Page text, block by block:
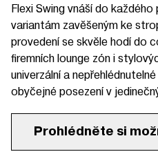
Flexi Swing vnáší do
variantám zavěšeným ke
provedení se skvěle hodí do
firemních lounge zón i
univerzální a
obyčejné posezení v
Prohlédněte si